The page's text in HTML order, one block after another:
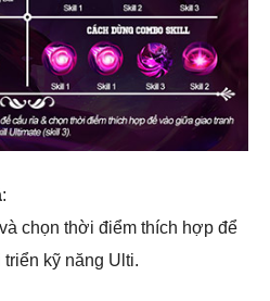
:
chọn thời điểm thích hợp để
kỹ năng Ulti.